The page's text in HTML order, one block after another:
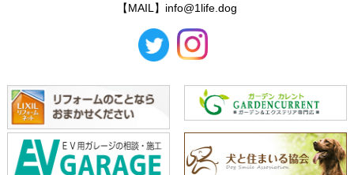
【MAIL】 info@1life.dog